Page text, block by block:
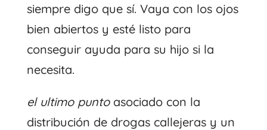
siempre digo que sí. Vaya con los ojos
bien abiertos y esté listo para
conseguir ayuda para su hijo si la
necesita.
el ultimo puntoasociado con la
distribución de drogas callejeras y un